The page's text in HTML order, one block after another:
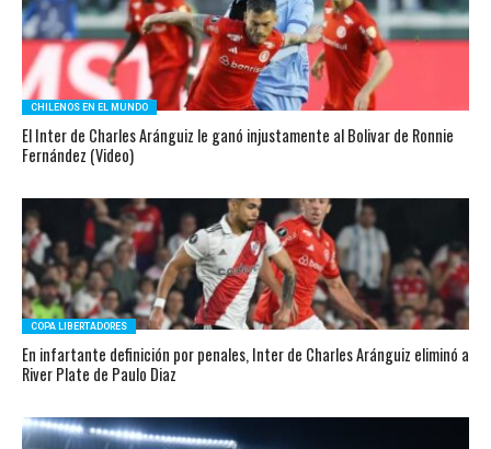
CHILENOS EN EL MUNDO
El Inter de Charles Aránguiz le ganó injustamente al Bolivar de Ronnie
Fernández (Video)
COPA LIBERTADORES
En infartante definición por penales, Inter de Charles Aránguiz eliminó a
River Plate de Paulo Diaz